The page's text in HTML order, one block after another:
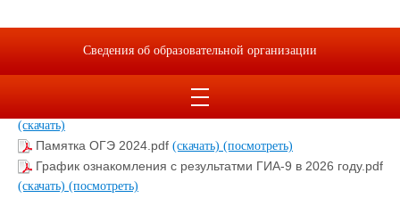
Расписание проведения ОГЭ и ГВЭ-9 в 2024 году.docx
(скачать)
Памятка ОГЭ 2024.pdf (скачать) (посмотреть)
График ознакомления с результатми ГИА-9 в 2026 году.pdf
(скачать) (посмотреть)
Сведения об образовательной организации